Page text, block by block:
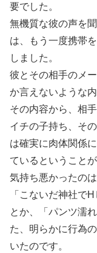
要でした。
無機質な彼の声を
は、もう一度携帯
しました。
彼とその相手のメ
か言えないような
その内容から、相
イチの子持ち、そ
は確実に肉体関係
ているということ
気持ち悪かったの
「こないだ神社で
とか、「パンツ濡
た、明らかに行為
いたのです。